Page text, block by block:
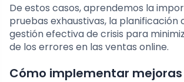
De estos casos, aprendemos la
pruebas exhaustivas, la planificación
gestión efectiva de crisis para
de los errores en las ventas online.
Cómo implementar